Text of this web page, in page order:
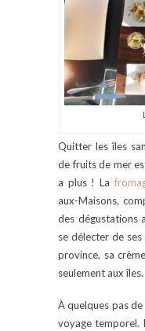
Quitter les îles
de fruits de mer
a plus ! La
aux-Maisons,
des dégustations
se délecter de
province, sa
seulement aux îles.
À quelques pas de
voyage temporel.